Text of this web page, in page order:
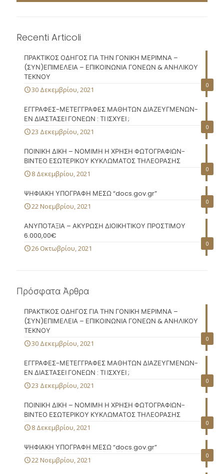
Recenti Articoli
0
ΠΡΑΚΤΙΚΟΣ ΟΔΗΓΟΣ ΓΙΑ ΤΗΝ ΓΟΝΙΚΗ ΜΕΡΙΜΝΑ –
(ΣΥΝ)ΕΠΙΜΕΛΕΙΑ – ΕΠΙΚΟΙΝΩΝΙΑ ΓΟΝΕΩΝ & ΑΝΗΛΙΚΟΥ
ΤΕΚΝΟΥ
30 Δεκεμβρίου, 2021
0
ΕΓΓΡΑΦΕΣ-ΜΕΤΕΓΓΡΑΦΕΣ ΜΑΘΗΤΩΝ ΔΙΑΖΕΥΓΜΕΝΩΝ-
ΕΝ ΔΙΑΣΤΑΣΕΙ ΓΟΝΕΩΝ : ΤΙ ΙΣΧΥΕΙ ;
23 Δεκεμβρίου, 2021
0
ΠΟΙΝΙΚΗ ΔΙΚΗ – ΝΟΜΙΜΗ Η ΧΡΗΣΗ ΦΩΤΟΓΡΑΦΙΩΝ-
ΒΙΝΤΕΟ ΕΣΩΤΕΡΙΚΟΥ ΚΥΚΛΩΜΑΤΟΣ ΤΗΛΕΟΡΑΣΗΣ
8 Δεκεμβρίου, 2021
0
ΨΗΦΙΑΚΗ ΥΠΟΓΡΑΦΗ ΜΕΣΩ “docs.gov.gr”
22 Νοεμβρίου, 2021
0
ΑΝΥΠΟΤΑΞΙΑ – ΑΚΥΡΩΣΗ ΔΙΟΙΚΗΤΙΚΟΥ ΠΡΟΣΤΙΜΟΥ
6.000,00€
26 Οκτωβρίου, 2021
Πρόσφατα Άρθρα
0
ΠΡΑΚΤΙΚΟΣ ΟΔΗΓΟΣ ΓΙΑ ΤΗΝ ΓΟΝΙΚΗ ΜΕΡΙΜΝΑ –
(ΣΥΝ)ΕΠΙΜΕΛΕΙΑ – ΕΠΙΚΟΙΝΩΝΙΑ ΓΟΝΕΩΝ & ΑΝΗΛΙΚΟΥ
ΤΕΚΝΟΥ
30 Δεκεμβρίου, 2021
0
ΕΓΓΡΑΦΕΣ-ΜΕΤΕΓΓΡΑΦΕΣ ΜΑΘΗΤΩΝ ΔΙΑΖΕΥΓΜΕΝΩΝ-
ΕΝ ΔΙΑΣΤΑΣΕΙ ΓΟΝΕΩΝ : ΤΙ ΙΣΧΥΕΙ ;
23 Δεκεμβρίου, 2021
0
ΠΟΙΝΙΚΗ ΔΙΚΗ – ΝΟΜΙΜΗ Η ΧΡΗΣΗ ΦΩΤΟΓΡΑΦΙΩΝ-
ΒΙΝΤΕΟ ΕΣΩΤΕΡΙΚΟΥ ΚΥΚΛΩΜΑΤΟΣ ΤΗΛΕΟΡΑΣΗΣ
8 Δεκεμβρίου, 2021
0
ΨΗΦΙΑΚΗ ΥΠΟΓΡΑΦΗ ΜΕΣΩ “docs.gov.gr”
22 Νοεμβρίου, 2021